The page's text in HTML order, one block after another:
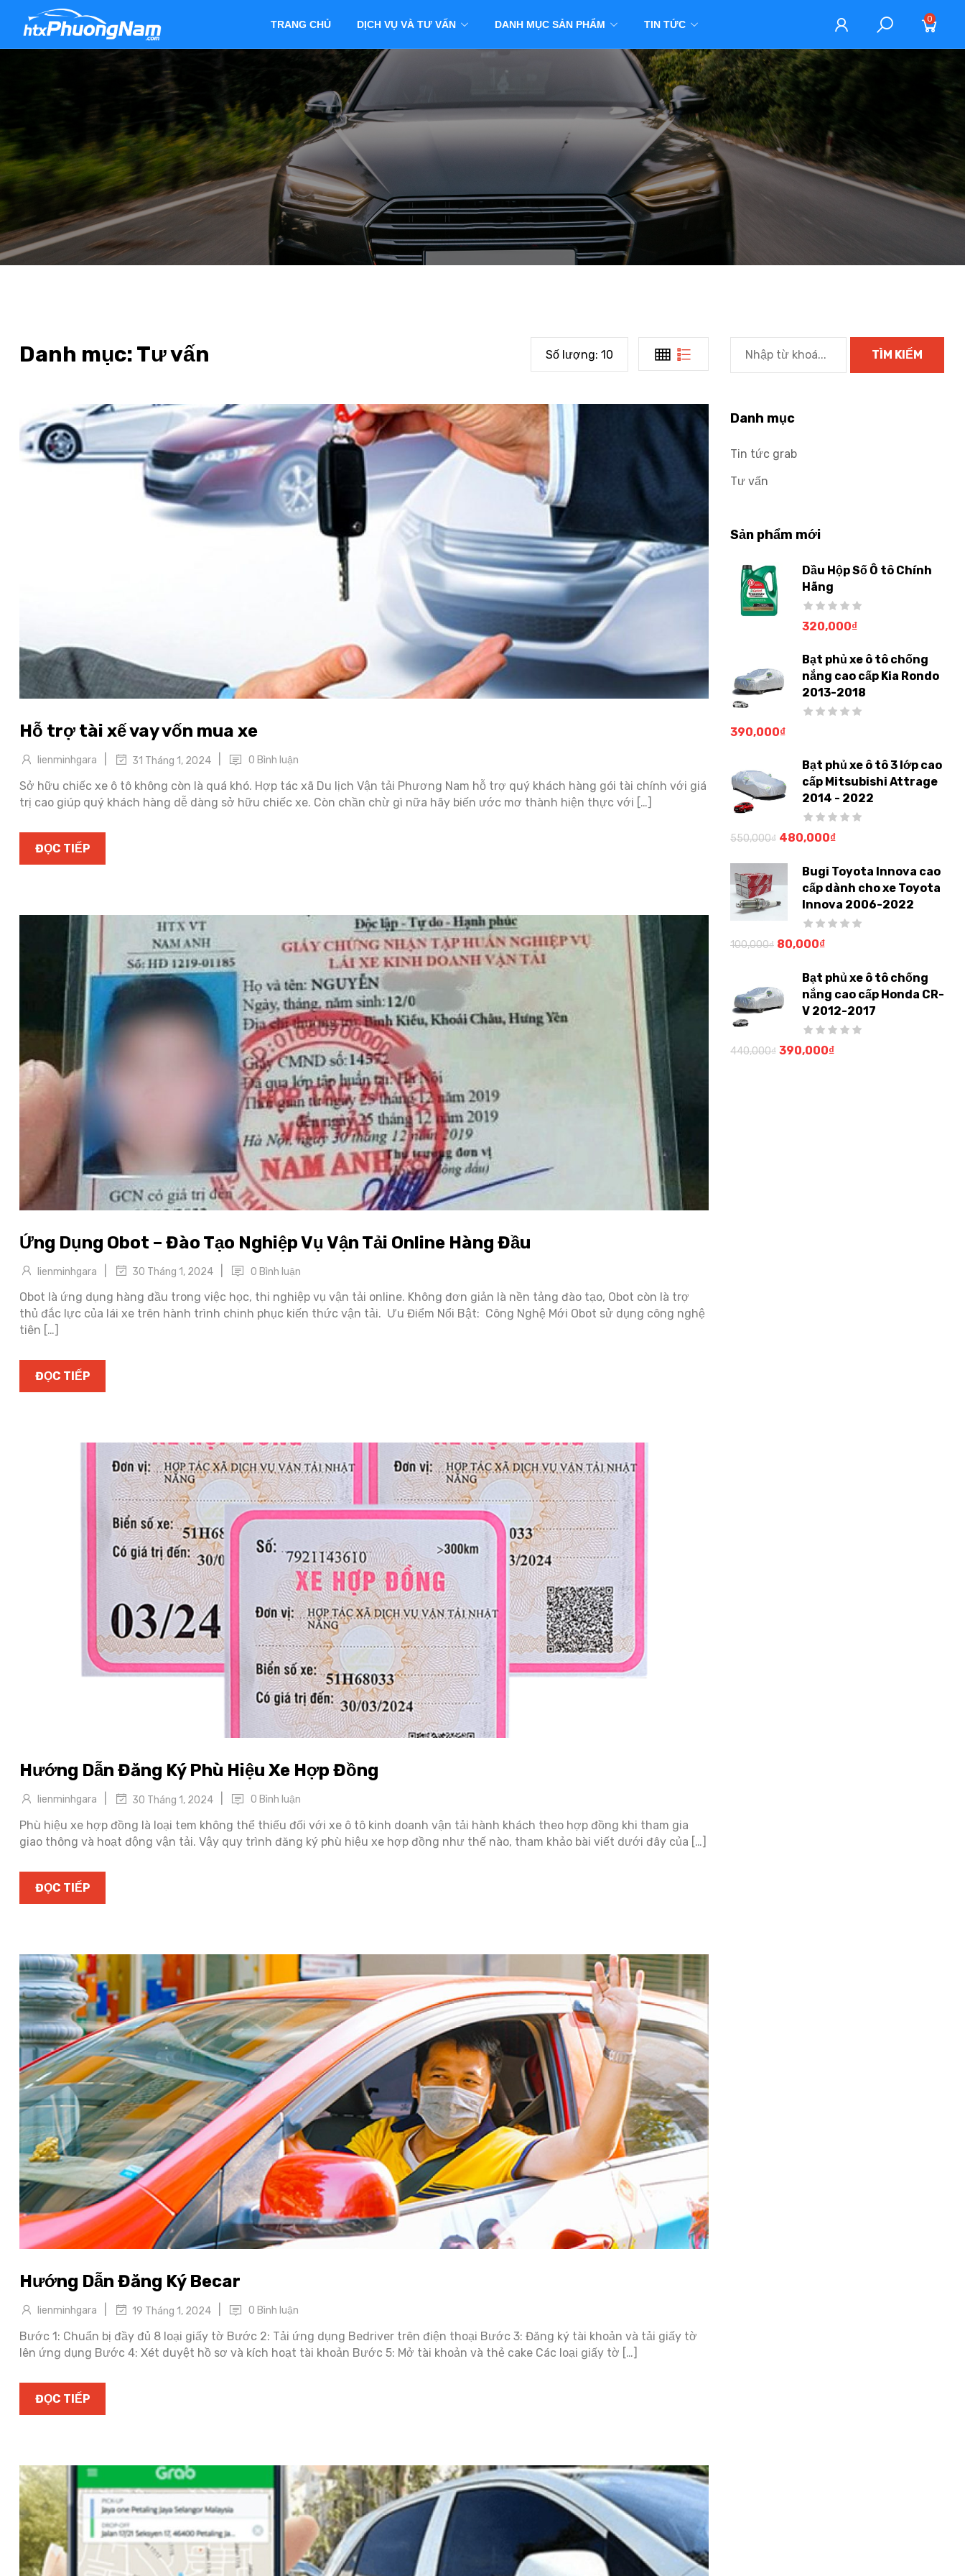
TRANG CHỦ DỊCH VỤ VÀ TƯ VẤN DANH MỤC SẢN PHẨM TIN TỨC 0
Danh mục:Tư vấn Số lượng: 10
Hỗ trợ tài xế vay vốn mua xe
lienminhgara 31 Tháng 1, 2024 0 Bình luận
Sở hữu chiếc xe ô tô không còn là quá khó. Hợp tác xã Du lịch Vận tải Phương Nam hỗ trợ quý khách hàng gói tài chính với giá
trị cao giúp quý khách hàng dễ dàng sở hữu chiếc xe. Còn chần chừ gì nữa hãy biến ước mơ thành hiện thực với […]
ĐỌC TIẾP
Ứng Dụng Obot – Đào Tạo Nghiệp Vụ Vận Tải Online Hàng Đầu
lienminhgara 30 Tháng 1, 2024 0 Bình luận
Obot là ứng dụng hàng đầu trong việc học, thi nghiệp vụ vận tải online. Không đơn giản là nền tảng đào tạo, Obot còn là trợ
thủ đắc lực của lái xe trên hành trình chinh phục kiến thức vận tải. Ưu Điểm Nổi Bật: Công Nghệ Mới Obot sử dụng công nghệ
tiên […]
ĐỌC TIẾP
Hướng Dẫn Đăng Ký Phù Hiệu Xe Hợp Đồng
lienminhgara 30 Tháng 1, 2024 0 Bình luận
Phù hiệu xe hợp đồng là loại tem không thể thiếu đối với xe ô tô kinh doanh vận tải hành khách theo hợp đồng khi tham gia
giao thông và hoạt động vận tải. Vậy quy trình đăng ký phù hiệu xe hợp đồng như thế nào, tham khảo bài viết dưới đây của […]
ĐỌC TIẾP
Hướng Dẫn Đăng Ký Becar
lienminhgara 19 Tháng 1, 2024 0 Bình luận
Bước 1: Chuẩn bị đầy đủ 8 loại giấy tờ Bước 2: Tải ứng dụng Bedriver trên điện thoại Bước 3: Đăng ký tài khoản và tải giấy tờ
lên ứng dụng Bước 4: Xét duyệt hồ sơ và kích hoạt tài khoản Bước 5: Mở tài khoản và thẻ cake Các loại giấy tờ […]
ĐỌC TIẾP
Danh mục
Tin tức grab
Tư vấn
Sản phẩm mới
Dầu Hộp Số Ô tô Chính
Hãng
320,000₫
Bạt phủ xe ô tô chống
nắng cao cấp Kia Rondo
2013-2018
390,000₫
Bạt phủ xe ô tô 3 lớp cao
cấp Mitsubishi Attrage
2014 - 2022
550,000₫ 480,000₫
Bugi Toyota Innova cao
cấp dành cho xe Toyota
Innova 2006-2022
100,000₫ 80,000₫
Bạt phủ xe ô tô chống
nắng cao cấp Honda CR-
V 2012-2017
440,000₫ 390,000₫